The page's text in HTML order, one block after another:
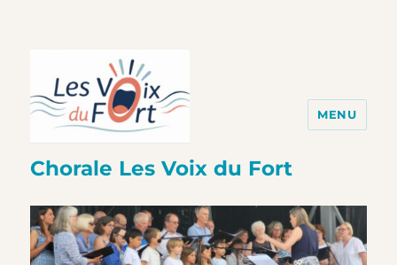
Chorale Les Voix du Fort
MENU